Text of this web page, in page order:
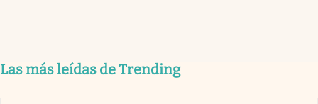
Las más leídas de Trending